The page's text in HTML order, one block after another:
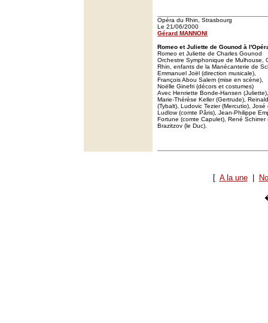
Opéra du Rhin, Strasbourg
Le 21/06/2000
Gérard MANNONI
Romeo et Juliette de Gounod à
Romeo et Juliette de Charles Gounod
Orchestre Symphonique de Mulhouse,
Rhin, enfants de la Manécanterie de
Emmanuel Joël (direction musicale),
François Abou Salem (mise en scène),
Noëlle Ginefri (décors et costumes)
Avec Henriette Bonde-Hansen
Marie-Thérèse Keller (Gertrude),
(Tybalt), Ludovic Tezier (Mercutio),
Ludlow (comte Pâris), Jean-Philippe
Fortune (comte Capulet), René Schirrer
Brazitzov (le Duc).
[ A la une|